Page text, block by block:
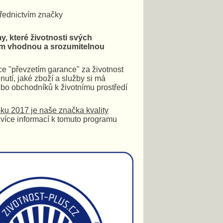
značky
které životnosti svých
vhodnou a srozumitelnou
"převzetím garance" za životnost
jaké zboží a služby si má
obchodníků k životnímu prostředí
2017 je naše značka kvality
informací k tomuto programu